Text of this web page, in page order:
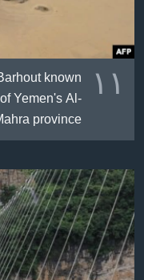
١١
known
Yemen's Al-
province.